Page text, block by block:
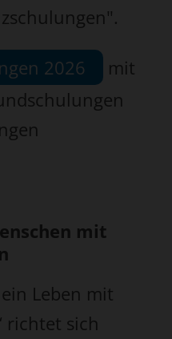
2026
mit
mit
Leben mit
richtet sich